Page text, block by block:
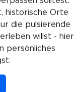
historische Orte
die pulsierende
willst - hier
persönliches